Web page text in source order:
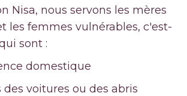
Nisa, nous servons les mères
les femmes vulnérables, c'est-
sont :
domestique
des voitures ou des abris